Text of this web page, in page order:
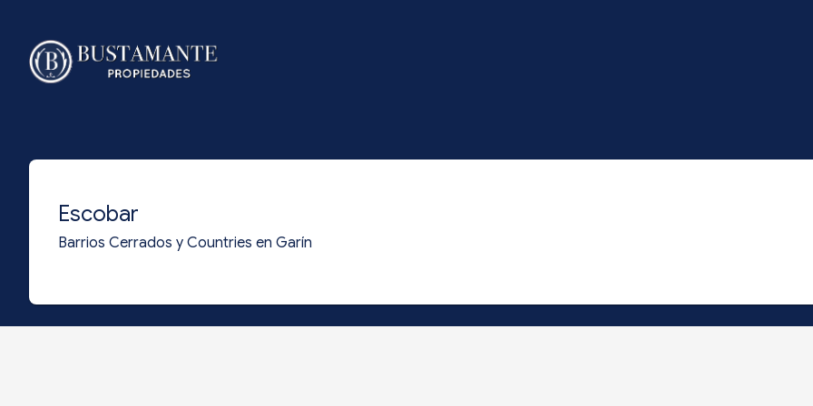
Escobar
Barrios Cerrados y Countries en Garín